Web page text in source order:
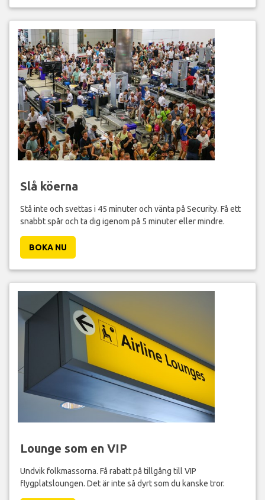
Slå köerna
Stå inte och svettas i 45 minuter och vänta på Security. Få ett
snabbt spår och ta dig igenom på 5 minuter eller mindre.
BOKA NU
Lounge som en VIP
Undvik folkmassorna. Få rabatt på tillgång till VIP
flygplatsloungen. Det är inte så dyrt som du kanske tror.